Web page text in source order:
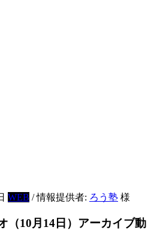
WEB / 情報提供者: ろう塾 様
（10月14日）アーカイブ動